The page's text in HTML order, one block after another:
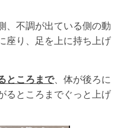
、不調が出ている側の動
座り、足を上に持ち上げ
ところまで、体が後ろに
るところまでぐっと上げ